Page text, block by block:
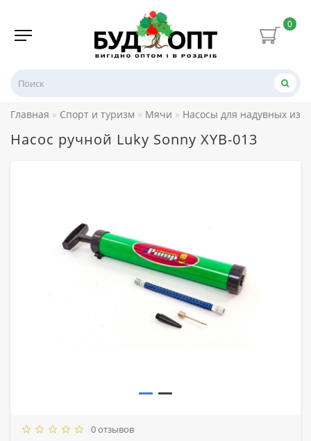
0
Главная Спорт и туризм Мячи Насосы для надувных
Насос ручной Luky Sonny XYB-013
0 отзывов